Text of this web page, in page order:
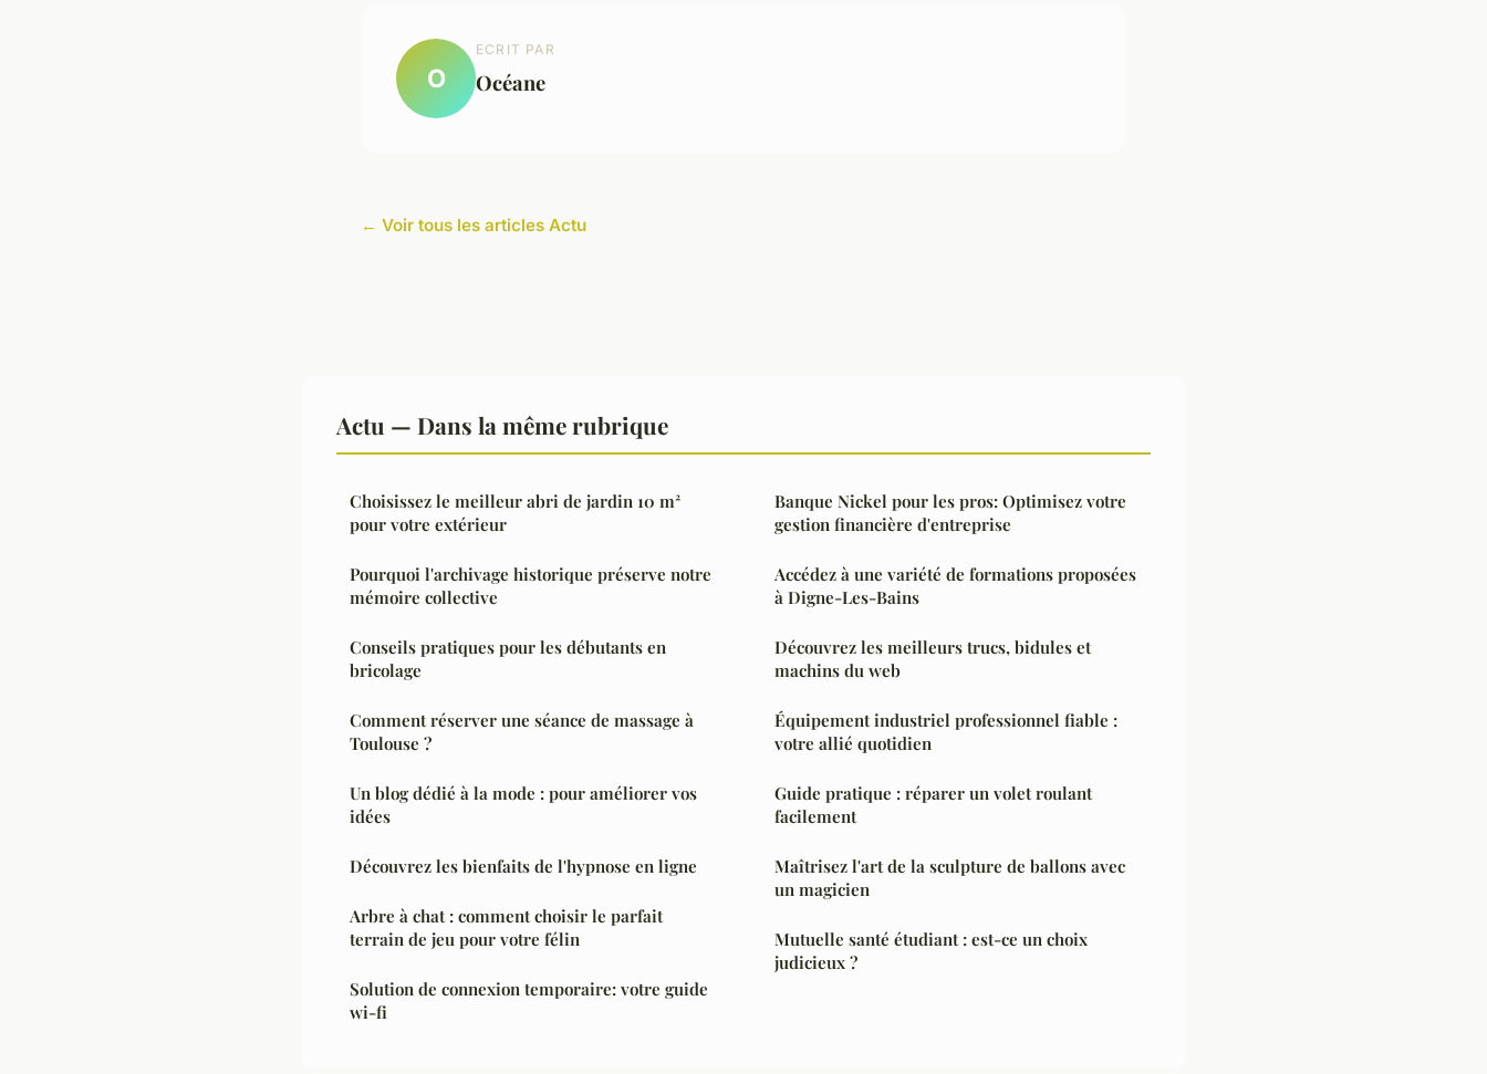
O
ECRIT PAR
Océane
← Voir tous les articles Actu
Actu — Dans la même rubrique
Choisissez le meilleur abri de jardin 10 m²
pour votre extérieur
Pourquoi l'archivage historique préserve notre
mémoire collective
Conseils pratiques pour les débutants en
bricolage
Comment réserver une séance de massage à
Toulouse ?
Un blog dédié à la mode : pour améliorer vos
idées
Découvrez les bienfaits de l'hypnose en ligne
Arbre à chat : comment choisir le parfait
terrain de jeu pour votre félin
Solution de connexion temporaire: votre guide
wi-fi
Banque Nickel pour les pros: Optimisez votre
gestion financière d'entreprise
Accédez à une variété de formations proposées
à Digne-Les-Bains
Découvrez les meilleurs trucs, bidules et
machins du web
Équipement industriel professionnel fiable :
votre allié quotidien
Guide pratique : réparer un volet roulant
facilement
Maîtrisez l'art de la sculpture de ballons avec
un magicien
Mutuelle santé étudiant : est-ce un choix
judicieux ?